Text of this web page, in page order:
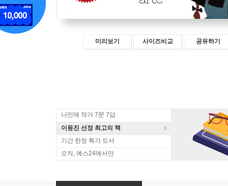
미리보기 사이즈비교 공유하기
나민애 작가 7문 7답
이동진 선정 최고의 책
기간 한정 특가 도서
오직, 예스24에서만